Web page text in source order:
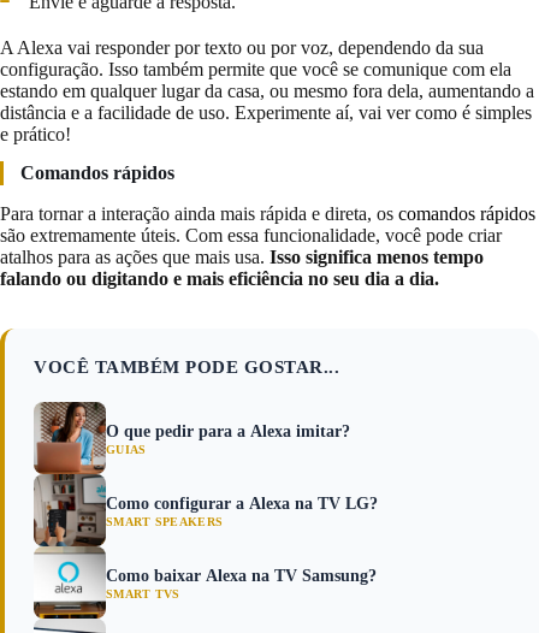
A Alexa vai responder por texto ou por voz, dependendo da sua
configuração. Isso também permite que você se comunique com ela
estando em qualquer lugar da casa, ou mesmo fora dela, aumentando a
distância e a facilidade de uso. Experimente aí, vai ver como é simples
e prático!
Comandos rápidos
Para tornar a interação ainda mais rápida e direta, os comandos rápidos
são extremamente úteis. Com essa funcionalidade, você pode criar
atalhos para as ações que mais usa. Isso significa menos tempo
falando ou digitando e mais eficiência no seu dia a dia.
VOCÊ TAMBÉM PODE GOSTAR...
O que pedir para a Alexa imitar?
GUIAS
Como configurar a Alexa na TV LG?
SMART SPEAKERS
Como baixar Alexa na TV Samsung?
SMART TVS